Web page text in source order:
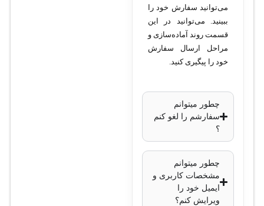
می‌توانید سفارش خود را
ببینید. می‌توانید در این
قسمت روند آماده‌سازی و
مراحل ارسال سفارش
خود را پیگیری کنید.
چطور میتوانم
سفارشم را لغو کنم
؟
چطور میتوانم
مشخصات کاربری و
ایمیل خود را
ویرایش کنم؟